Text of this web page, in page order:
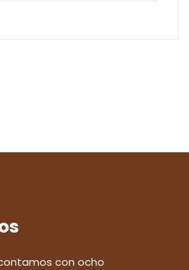
con ocho